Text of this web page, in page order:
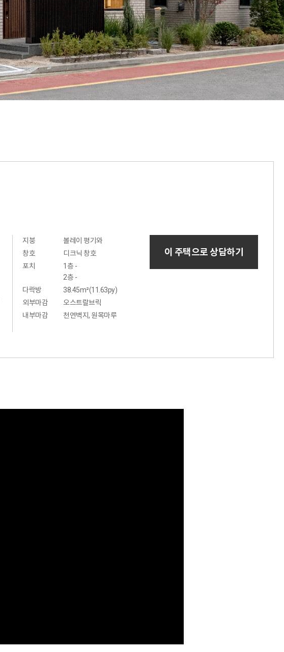
지붕
볼레이 평기와
창호
디크닉 창호
포치
1층 -
2층 -
다락방
38.45m²(11.63py)
외부마감
오스트랄브릭
내부마감
천연벽지, 원목마루
이 주택으로 상담하기